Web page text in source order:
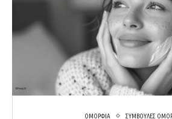
ΟΜΟΡΦΙΑ ΣΥΜΒΟΥΛΕΣ